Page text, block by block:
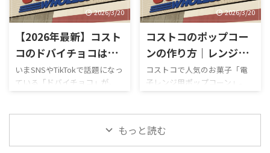
は最 ...
説！値段・種類・おすすめポ
イントまとめ コストコのおも
ちゃコーナーで見かけるとつい
足を止めてしまう、
大きなぬいぐるみ。この記事
では、コストコで販売されて
種類、価格、魅力、どんな人
におすすめなのかを、表やリ
います。 この記事では、コス
トコのATM事情について、設置
の有無・使える銀行・手数
料・現金が必要な場面までわ
結論・コストコ店舗内にATMが
ある場合もあるが「必ずある
ッシュレス（クレジットカー
ド中心）・現金が必要になる
2026/3/20
【2026年最新】コスト
コのドバイチョコは美
味しい？ピスタチオチ
ョコを徹底レビュー！
いまSNSやTikTokで話題になっ
ている「ドバイチョコ」が、
ついにコストコでも販売され
大容量なのに価格が安く、気
になっている人も多い人気商品
2026/3/20
コストコのポップコー
ンの作り方｜レンジで
簡単！失敗しないコツ
とアレンジまとめ
コストコで人気のお菓子「電
子レンジ用ポップコーン」。
「どうやって作るの？」「爆発
すが、実はめちゃくちゃ簡単
に作れます。 この記事では、
もっと読む